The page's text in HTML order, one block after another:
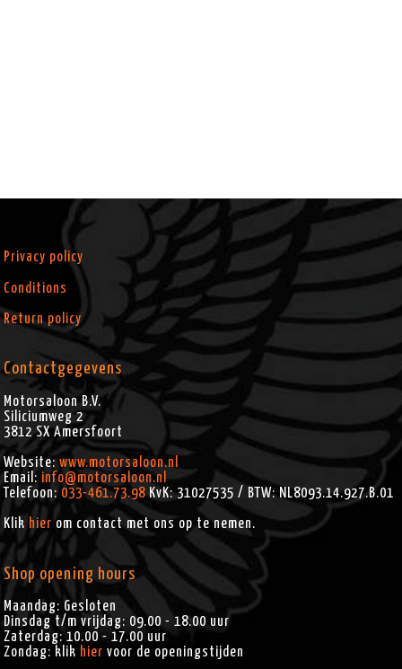
Privacy policy
Conditions
Return policy
Contactgegevens
Motorsaloon B.V.
Siliciumweg 2
3812 SX Amersfoort
Website:www.motorsaloon.nl
Email: info@motorsaloon.nl
Telefoon: 033-461.73.98 KvK: 31027535 / BTW: NL8093.14.927.B.01
Klik hier om contact met ons op te nemen.
Shop opening hours
Maandag: Gesloten
Dinsdag t/m vrijdag: 09.00 - 18.00 uur
Zaterdag: 10.00 - 17.00 uur
Zondag: klik hier voor de openingstijden